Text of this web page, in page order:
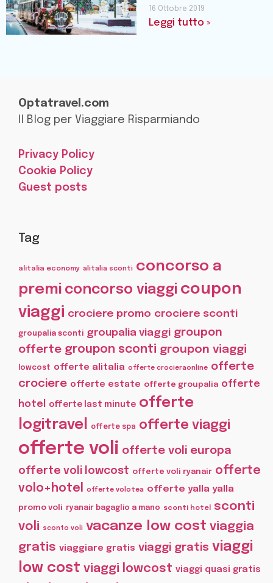
16 Ottobre 2019
Leggi tutto »
Optatravel.com
Il Blog per Viaggiare Risparmiando
Privacy Policy
Cookie Policy
Guest posts
Tag
alitalia economy alitalia sconti concorso a
premi concorso viaggi coupon
viaggi crociere promo crociere sconti
groupalia sconti groupalia viaggi groupon
offerte groupon sconti groupon viaggi
lowcost offerte alitalia offerte crocieraonline offerte
crociere offerte estate offerte groupalia offerte
hotel
offerte last minute offerte
logitravel offerte spa offerte viaggi
offerte voli offerte voli europa
offerte voli lowcost offerte voli ryanair offerte
volo+hotel offerte volotea offerte yalla yalla
promo voli ryanair bagaglio a mano sconti hotel
sconti
voli
sconto voli vacanze low cost viaggia
gratis viaggiare gratis viaggi gratis viaggi
low cost viaggi lowcost viaggi quasi gratis